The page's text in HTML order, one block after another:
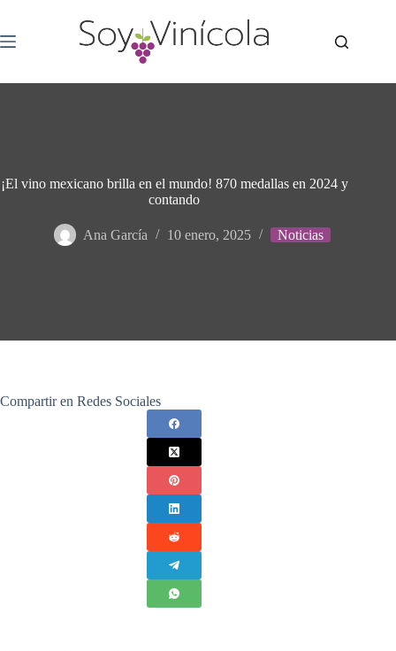
¡El vino mexicano brilla en el mundo! 870 medallas en 2024 y
contando
Ana García 10 enero, 2025 Noticias
Compartir en Redes Sociales